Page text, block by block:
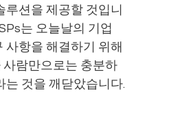
루션을 제공할 것입니
는 오늘날의 기업
사항을 해결하기 위해
사람만으로는 충분하
는 것을 깨닫았습니다.